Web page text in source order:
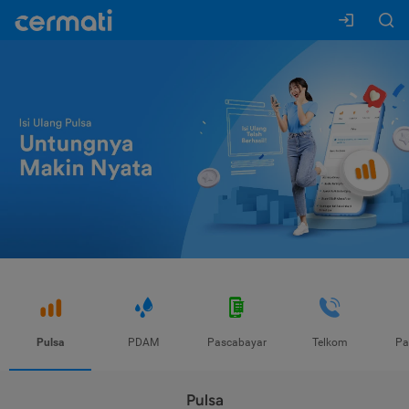
Pulsa PDAM Pascabayar Telkom
Pulsa